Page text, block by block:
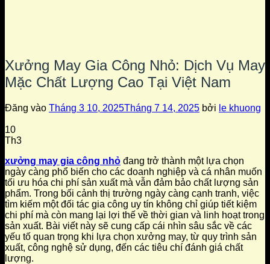
Xưởng May Gia Công Nhỏ: Dịch Vụ May
Mặc Chất Lượng Cao Tại Việt Nam
Đăng vào Tháng 3 10, 2025Tháng 7 14, 2025 bởi le khuong
10
Th3
xưởng may gia công nhỏ đang trở thành một lựa chọn
ngày càng phổ biến cho các doanh nghiệp và cá nhân muốn
tối ưu hóa chi phí sản xuất mà vẫn đảm bảo chất lượng sản
phẩm. Trong bối cảnh thị trường ngày càng cạnh tranh, việc
tìm kiếm một đối tác gia công uy tín không chỉ giúp tiết kiệm
chi phí mà còn mang lại lợi thế về thời gian và linh hoạt trong
sản xuất. Bài viết này sẽ cung cấp cái nhìn sâu sắc về các
yếu tố quan trọng khi lựa chọn xưởng may, từ quy trình sản
xuất, công nghệ sử dụng, đến các tiêu chí đánh giá chất
lượng.